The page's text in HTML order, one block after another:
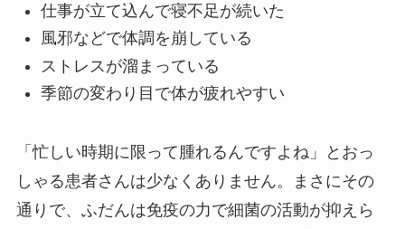
仕事が立て込んで寝不足が続いた
風邪などで体調を崩している
ストレスが溜まっている
季節の変わり目で体が疲れやすい
「忙しい時期に限って腫れるんですよね」とおっ
しゃる患者さんは少なくありません。まさにその
通りで、ふだんは免疫の力で細菌の活動が抑えら